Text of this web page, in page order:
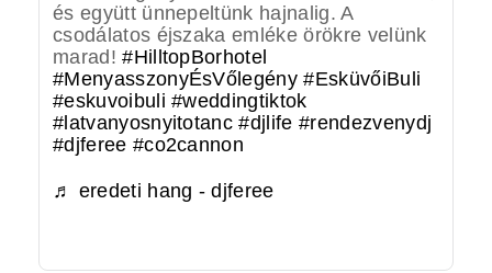
és együtt ünnepeltünk hajnalig. A
csodálatos éjszaka emléke örökre velünk
marad!#HilltopBorhotel
#MenyasszonyÉsVőlegény #EsküvőiBuli
#eskuvoibuli #weddingtiktok
#latvanyosnyitotanc #djlife #rendezvenydj
#djferee #co2cannon
♬ eredeti hang - djferee